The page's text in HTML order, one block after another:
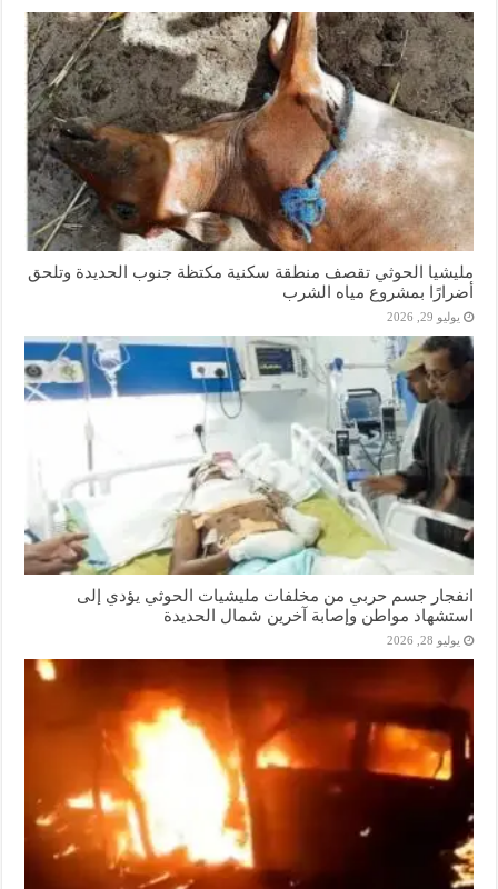
مليشيا الحوثي تقصف منطقة سكنية مكتظة جنوب الحديدة وتلحق
أضرارًا بمشروع مياه الشرب
يوليو 29, 2026
انفجار جسم حربي من مخلفات مليشيات الحوثي يؤدي إلى
استشهاد مواطن وإصابة آخرين شمال الحديدة
يوليو 28, 2026